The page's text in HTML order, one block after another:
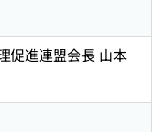
促進連盟会長 山本